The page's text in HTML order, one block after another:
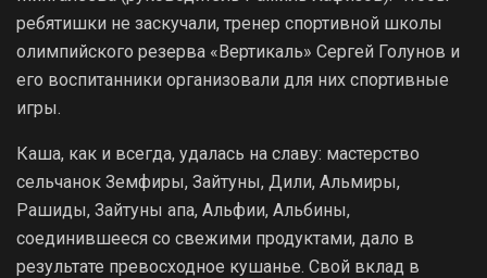
ребятишки не заскучали, тренер спортивной школы
олимпийского резерва «Вертикаль» Сергей Голунов и
его воспитанники организовали для них спортивные
игры.
Каша, как и всегда, удалась на славу: мастерство
сельчанок Земфиры, Зайтуны, Дили, Альмиры,
Рашиды, Зайтуны апа, Альфии, Альбины,
соединившееся со свежими продуктами, дало в
результате превосходное кушанье. Свой вклад в